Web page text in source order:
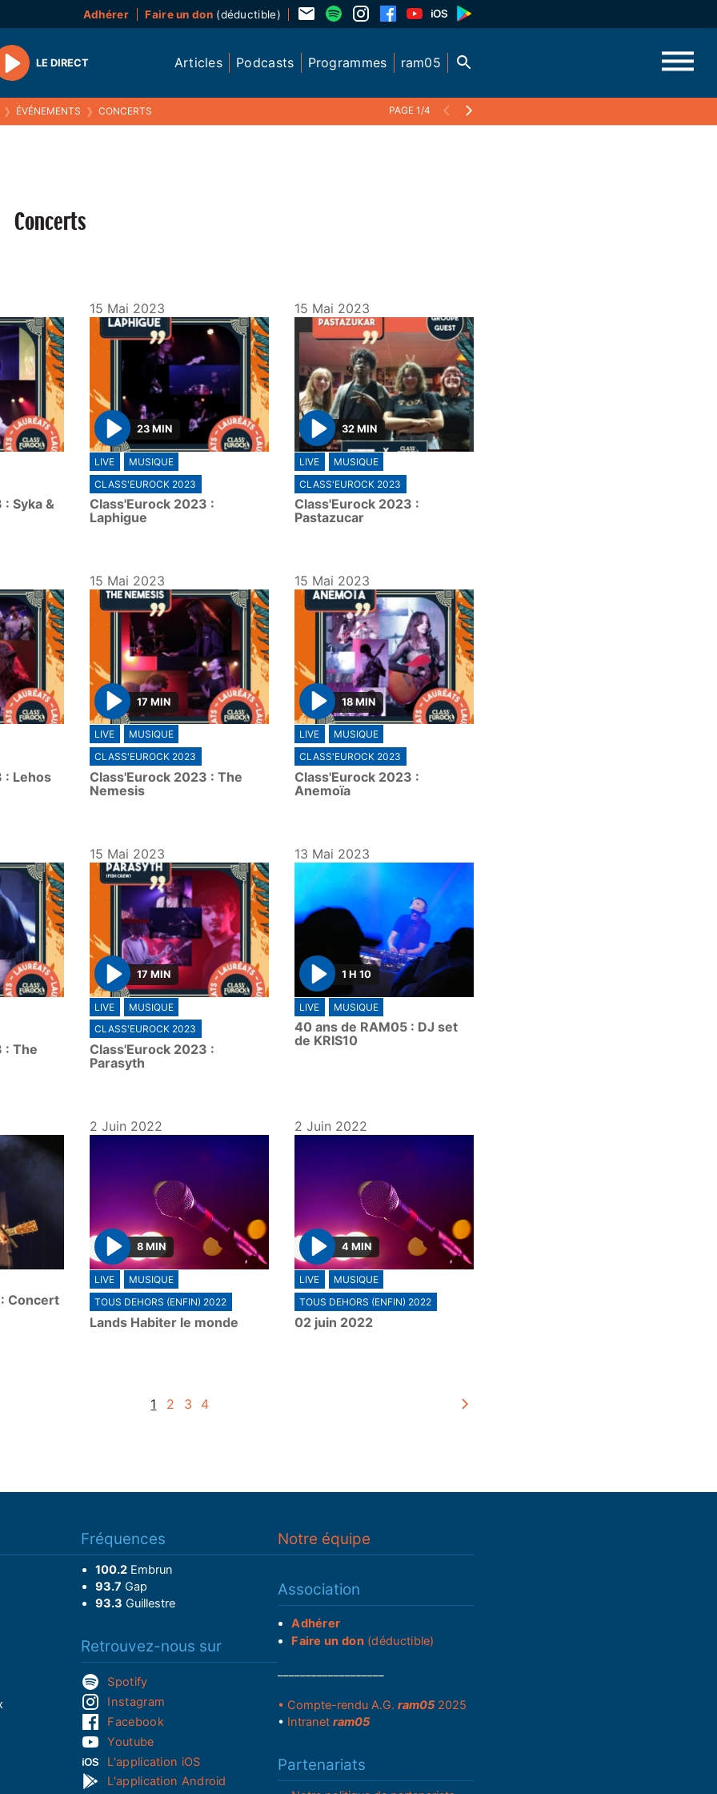
Adhérer Faire un don(déductible)
Play
LE DIRECT Articles Podcasts Programmes ram05
❯ ÉVÉNEMENTS ❯ CONCERTS PAGE 1/4
Concerts
Syka &
15 Mai 2023
P
l
a
y
23 MIN
LIVE
MUSIQUE
CLASS'EUROCK 2023
Class'Eurock 2023 :
Laphigue
15 Mai 2023
P
l
a
y
32 MIN
LIVE
MUSIQUE
CLASS'EUROCK 2023
Class'Eurock 2023 :
Pastazucar
: Lehos
15 Mai 2023
P
l
a
y
17 MIN
LIVE
MUSIQUE
CLASS'EUROCK 2023
Class'Eurock 2023 : The
Nemesis
15 Mai 2023
P
l
a
y
18 MIN
LIVE
MUSIQUE
CLASS'EUROCK 2023
Class'Eurock 2023 :
Anemoïa
: The
15 Mai 2023
P
l
a
y
17 MIN
LIVE
MUSIQUE
CLASS'EUROCK 2023
Class'Eurock 2023 :
Parasyth
13 Mai 2023
P
l
a
y
1 H 10
LIVE MUSIQUE
40 ans de RAM05 : DJ set
de KRIS10
Concert
2 Juin 2022
P
l
a
y
8 MIN
LIVE
MUSIQUE
TOUS DEHORS (ENFIN) 2022
Lands Habiter le monde
2 Juin 2022
P
l
a
y
4 MIN
LIVE
MUSIQUE
TOUS DEHORS (ENFIN) 2022
02 juin 2022
1 2 3 4
Fréquences
100.2Embrun
93.7 Gap
93.3 Guillestre
Retrouvez-nous sur
Spotify
Instagram
Facebook
Youtube
L'application iOS
L'application Android
Notre équipe
Association
Adhérer
Faire un don(déductible)
• Compte-rendu A.G. ram052025
• Intranet ram05
Partenariats